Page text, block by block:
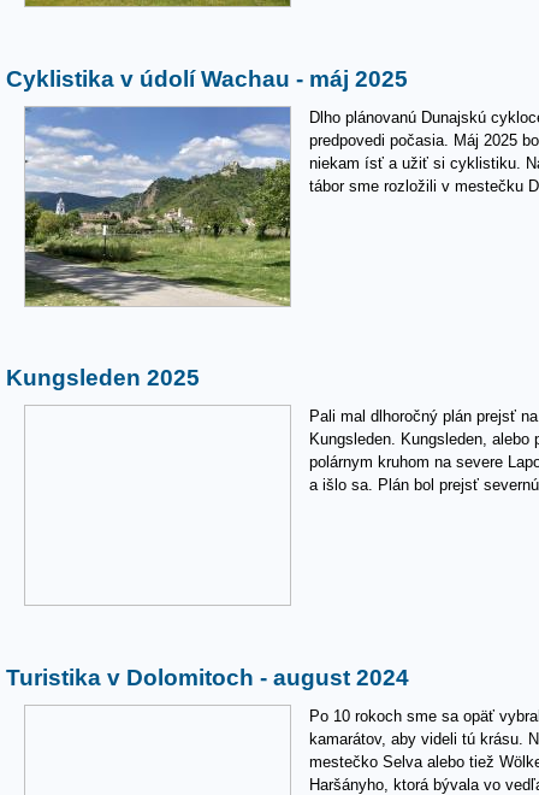
Cyklistika v údolí Wachau - máj 2025
Dlho plánovanú Dunajskú
predpovedi počasia. Máj 2025
niekam ísť a užiť si cyklistiku.
tábor sme rozložili v mestečku
Kungsleden 2025
Pali mal dlhoročný plán prejsť
Kungsleden. Kungsleden,
polárnym kruhom na severe
a išlo sa. Plán bol prejsť
Turistika v Dolomitoch - august 2024
Po 10 rokoch sme sa opäť
kamarátov, aby videli tú krásu.
mestečko Selva alebo tiež
Haršányho, ktorá bývala vo